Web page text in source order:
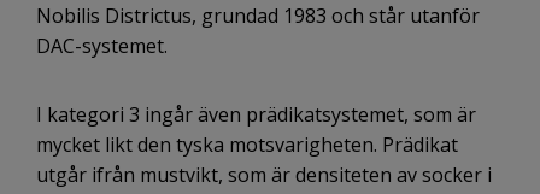
Nobilis Districtus, grundad 1983 och står utanför
DAC-systemet.
I kategori 3 ingår även prädikatsystemet, som är
mycket likt den tyska motsvarigheten. Prädikat
utgår ifrån mustvikt, som är densiteten av socker i